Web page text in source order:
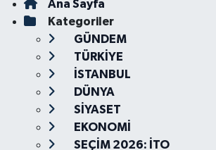
Ana Sayfa
Kategoriler
GÜNDEM
TÜRKİYE
İSTANBUL
DÜNYA
SİYASET
EKONOMİ
SEÇİM 2026: İTO